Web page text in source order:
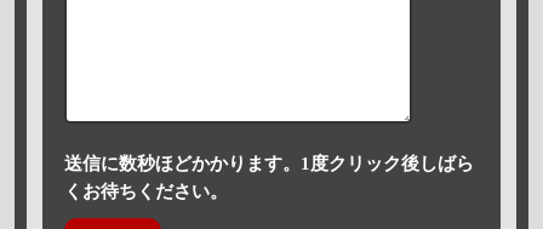
送信に数秒ほどかかります。1度クリック後しばら
くお待ちください。